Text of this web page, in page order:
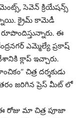
సెవెన్ క్రియేషన్స్
క్రైమ్ కామెడీ
ఈ
ఎమ్మెల్యే ప్రకాష్
క్లాప్ ఇచ్చారు.
చిత్ర దర్శకుడు
జరిగిన ప్రెస్ మీట్ లో
ఈ రోజు మా చిత్ర పూజా